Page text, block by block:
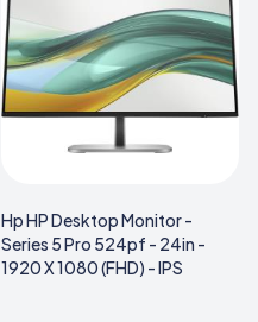
Hp HP Desktop Monitor -
Series 5 Pro 524pf - 24in -
1920 X 1080 (FHD) - IPS